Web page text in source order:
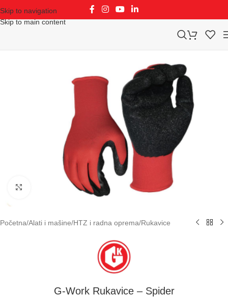
Skip to navigation
Skip to main content
Klikni za uvećavanje
Početna/Alati i mašine/HTZ i radna oprema/Rukavice
G-Work Rukavice – Spider